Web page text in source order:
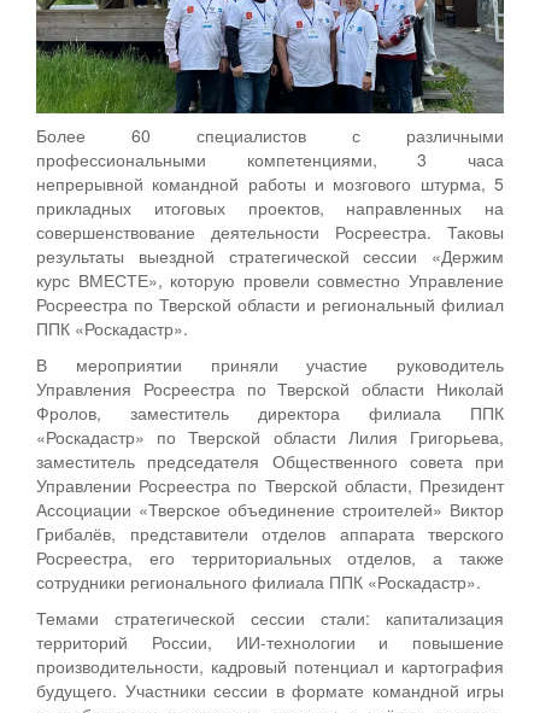
Более 60 специалистов с различными
профессиональными компетенциями, 3 часа
непрерывной командной работы и мозгового штурма, 5
прикладных итоговых проектов, направленных на
совершенствование деятельности Росреестра. Таковы
результаты выездной стратегической сессии «Держим
курс ВМЕСТЕ», которую провели совместно Управление
Росреестра по Тверской области и региональный филиал
ППК «Роскадастр».
В мероприятии приняли участие руководитель
Управления Росреестра по Тверской области Николай
Фролов, заместитель директора филиала ППК
«Роскадастр» по Тверской области Лилия Григорьева,
заместитель председателя Общественного совета при
Управлении Росреестра по Тверской области, Президент
Ассоциации «Тверское объединение строителей» Виктор
Грибалёв, представители отделов аппарата тверского
Росреестра, его территориальных отделов, а также
сотрудники регионального филиала ППК «Роскадастр».
Темами стратегической сессии стали: капитализация
территорий России, ИИ-технологии и повышение
производительности, кадровый потенциал и картография
будущего. Участники сессии в формате командной игры